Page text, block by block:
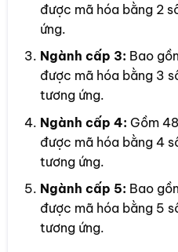
được mã hóa bằng 2
ứng.
Ngành cấp 3: Bao
được mã hóa bằng 3
tương ứng.
Ngành cấp 4: Gồm
được mã hóa bằng 4
tương ứng.
Ngành cấp 5: Bao
được mã hóa bằng 5
tương ứng.